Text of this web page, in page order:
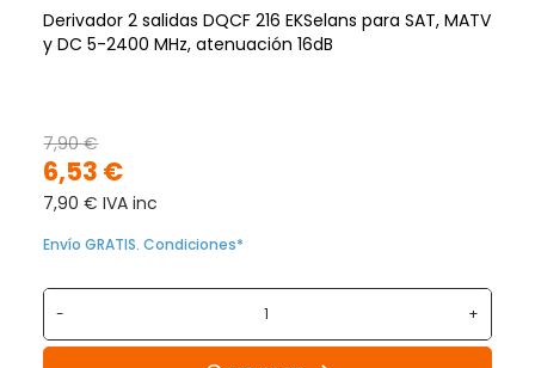
Derivador 2 salidas DQCF 216 EKSelans para SAT, MATV
y DC 5-2400 MHz, atenuación 16dB
6,53 €
7,90 €
7,90 € IVA inc
Envío GRATIS. Condiciones*
- +